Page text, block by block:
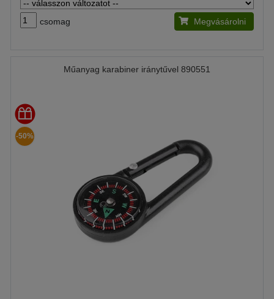
csomag Megvásárolni
Műanyag karabiner iránytűvel 890551
-50%